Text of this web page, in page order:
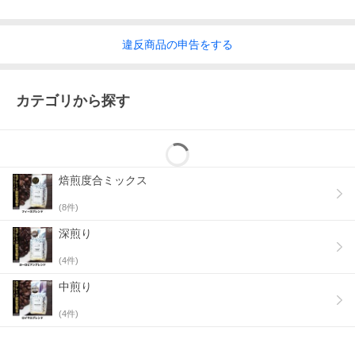
違反商品の申告をする
カテゴリから探す
焙煎度合ミックス
(8件)
深煎り
(4件)
中煎り
(4件)